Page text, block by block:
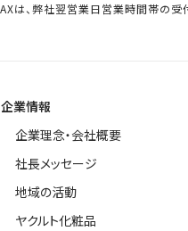
は、弊社翌営業日営業時間帯の受
企業情報
企業理念・会社概要
社長メッセージ
地域の活動
ヤクルト化粧品